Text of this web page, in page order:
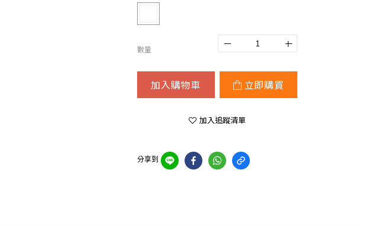
數量
加入購物車 立即購買
加入追蹤清單
分享到